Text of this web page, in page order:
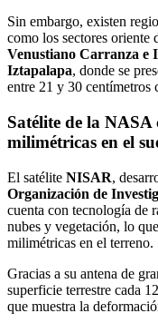
Sin embargo, existen
como los sectores oriente
Venustiano Carranza e
Iztapalapa, donde se
entre 21 y 30 centímetros
Satélite de la NASA
milimétricas en el
El satélite NISAR,
Organización de
cuenta con tecnología de
nubes y vegetación, lo
milimétricas en el terreno.
Gracias a su antena de
superficie terrestre cada
que muestra la